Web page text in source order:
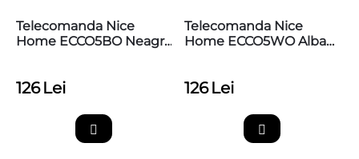
Telecomanda Nice
Home ECCO5BO Neagra
126 Lei
Telecomanda Nice
Home ECCO5WO Alba
126 Lei